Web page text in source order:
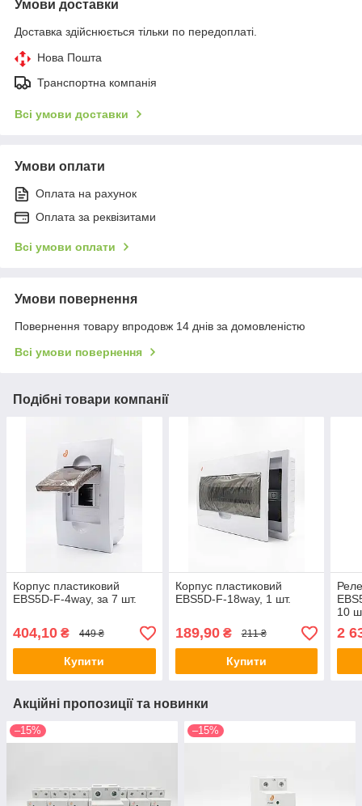
Умови доставки
Доставка здійснюється тільки по передоплаті.
Нова Пошта
Транспортна компанія
Всі умови доставки
Умови оплати
Оплата на рахунок
Оплата за реквізитами
Всі умови оплати
Умови повернення
Повернення товару впродовж 14 днів за домовленістю
Всі умови повернення
Подібні товари компанії
Корпус пластиковий
EBS5D-F-4way, за 7 шт.
404,10 ₴ 449 ₴
Купити
Корпус пластиковий
EBS5D-F-18way, 1 шт.
189,90₴ 211 ₴
Купити
10
2
Акційні пропозиції та новинки
–15% –15%